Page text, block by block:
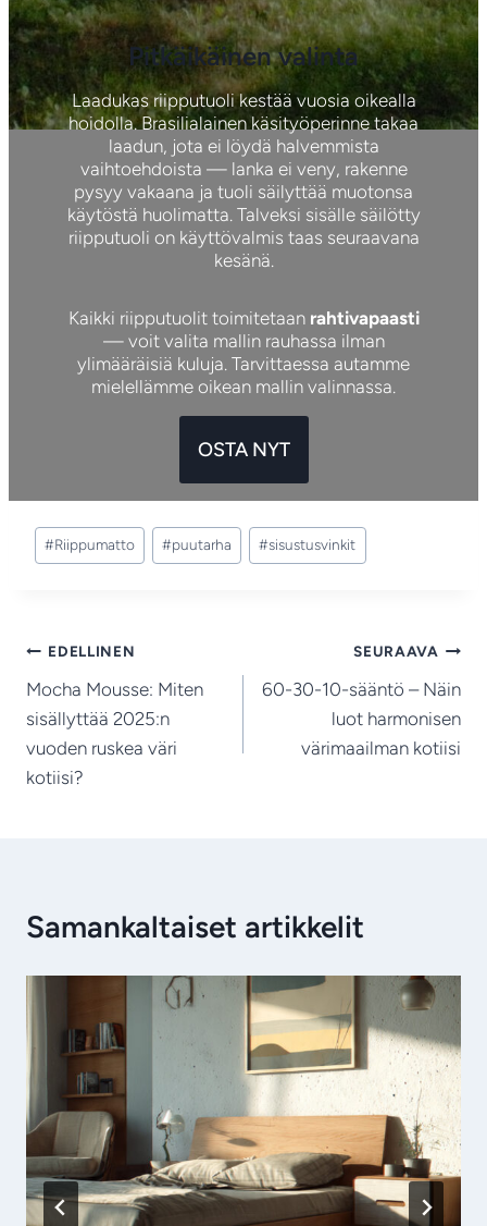
Pitkäikäinen valinta
Laadukas riipputuoli kestää vuosia oikealla
hoidolla. Brasilialainen käsityöperinne takaa
laadun, jota ei löydä halvemmista
vaihtoehdoista — lanka ei veny, rakenne
pysyy vakaana ja tuoli säilyttää muotonsa
käytöstä huolimatta. Talveksi sisälle säilötty
riipputuoli on käyttövalmis taas seuraavana
kesänä.
Kaikki riipputuolit toimitetaan rahtivapaasti
— voit valita mallin rauhassa ilman
ylimääräisiä kuluja. Tarvittaessa autamme
mielellämme oikean mallin valinnassa.
OSTA NYT
Avainsanat:
#Riippumatto #puutarha #sisustusvinkit
Artikkelien
selaus
EDELLINEN
Mocha Mousse: Miten
sisällyttää 2025:n
vuoden ruskea väri
kotiisi?
SEURAAVA
60-30-10-sääntö – Näin
luot harmonisen
värimaailman kotiisi
Samankaltaiset artikkelit